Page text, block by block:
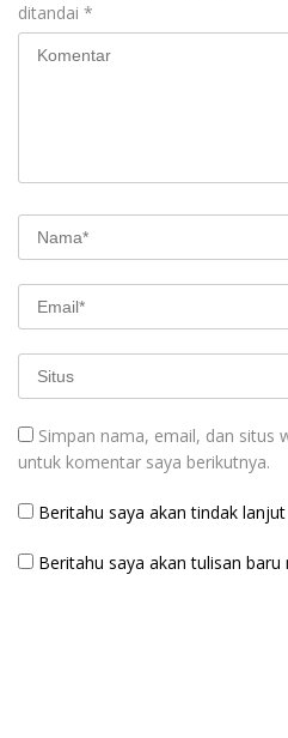
ditandai *
Simpan nama, email, dan situs
untuk komentar saya berikutnya.
Beritahu saya akan tindak
Beritahu saya akan tulisan baru